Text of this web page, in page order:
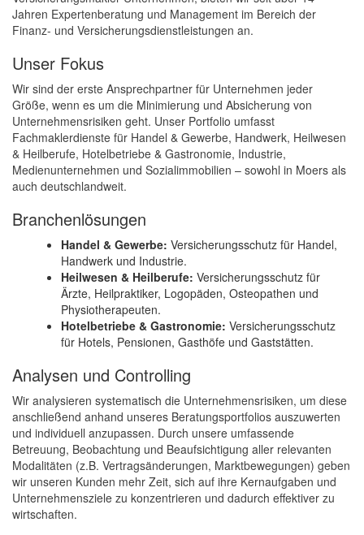
Jahren Expertenberatung und Management im Bereich der
Finanz- und Versicherungsdienstleistungen an.
Unser Fokus
Wir sind der erste Ansprechpartner für Unternehmen jeder
Größe, wenn es um die Minimierung und Absicherung von
Unternehmensrisiken geht. Unser Portfolio umfasst
Fachmaklerdienste für Handel & Gewerbe, Handwerk, Heilwesen
& Heilberufe, Hotelbetriebe & Gastronomie, Industrie,
Medienunternehmen und Sozialimmobilien – sowohl in Moers als
auch deutschlandweit.
Branchenlösungen
Handel & Gewerbe: Versicherungsschutz für Handel,
Handwerk und Industrie.
Heilwesen & Heilberufe: Versicherungsschutz für
Ärzte, Heilpraktiker, Logopäden, Osteopathen und
Physiotherapeuten.
Hotelbetriebe & Gastronomie: Versicherungsschutz
für Hotels, Pensionen, Gasthöfe und Gaststätten.
Analysen und Controlling
Wir analysieren systematisch die Unternehmensrisiken, um diese
anschließend anhand unseres Beratungsportfolios auszuwerten
und individuell anzupassen. Durch unsere umfassende
Betreuung, Beobachtung und Beaufsichtigung aller relevanten
Modalitäten (z.B. Vertragsänderungen, Marktbewegungen) geben
wir unseren Kunden mehr Zeit, sich auf ihre Kernaufgaben und
Unternehmensziele zu konzentrieren und dadurch effektiver zu
wirtschaften.